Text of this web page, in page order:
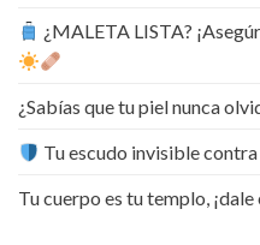
¿MALETA LISTA?
¿Sabías que tu piel nunca
Tu escudo invisible contra
Tu cuerpo es tu templo,